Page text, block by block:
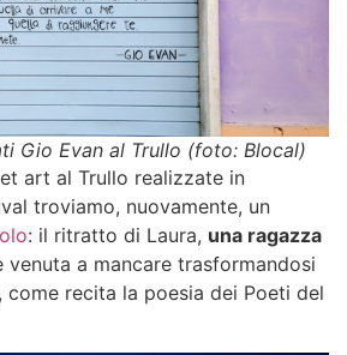
Gio Evan al Trullo (foto: Blocal)
art al Trullo realizzate in
troviamo, nuovamente, un
: il ritratto di Laura, una ragazza
venuta a mancare trasformandosi
, come recita la poesia dei Poeti del